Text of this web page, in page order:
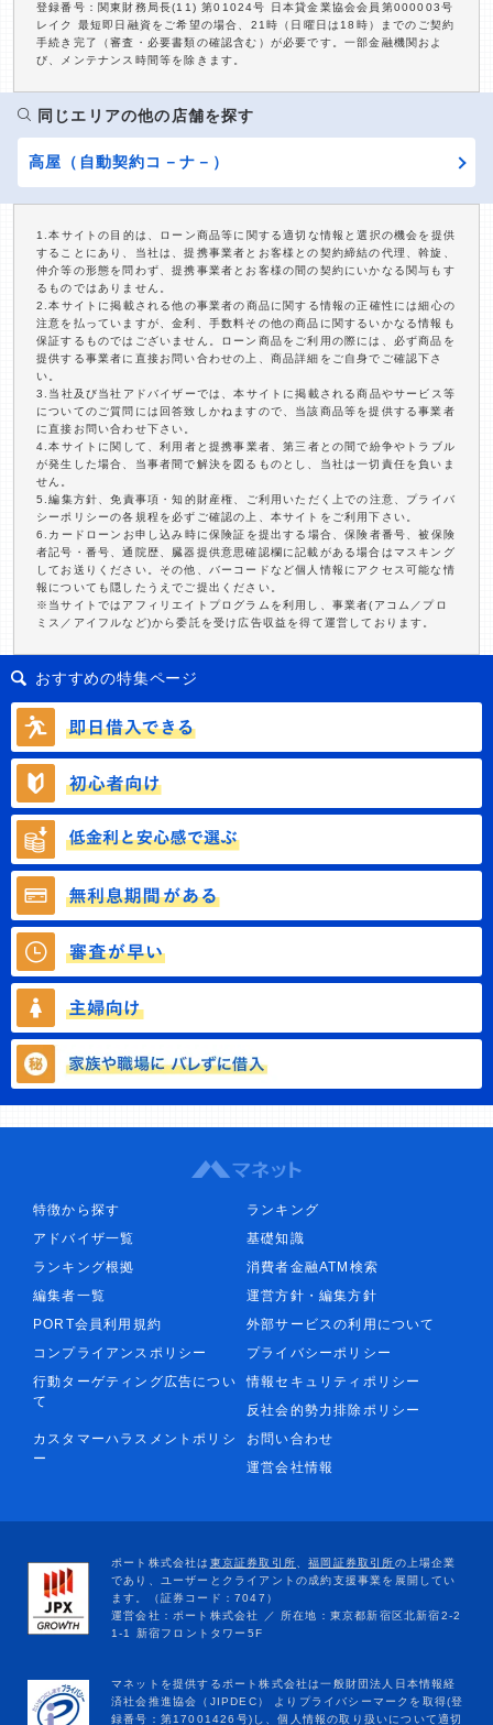
登録番号：関東財務局長(11) 第01024号 日本貸金業協会会員第000003号
レイク 最短即日融資をご希望の場合、21時（日曜日は18時）までのご契約
手続き完了（審査・必要書類の確認含む）が必要です。一部金融機関およ
び、メンテナンス時間等を除きます。
同じエリアの他の店舗を探す
高屋（自動契約コ－ナ－）
1.本サイトの目的は、ローン商品等に関する適切な情報と選択の機会を提供
することにあり、当社は、提携事業者とお客様との契約締結の代理、斡旋、
仲介等の形態を問わず、提携事業者とお客様の間の契約にいかなる関与もす
るものではありません。
2.本サイトに掲載される他の事業者の商品に関する情報の正確性には細心の
注意を払っていますが、金利、手数料その他の商品に関するいかなる情報も
保証するものではございません。ローン商品をご利用の際には、必ず商品を
提供する事業者に直接お問い合わせの上、商品詳細をご自身でご確認下さ
い。
3.当社及び当社アドバイザーでは、本サイトに掲載される商品やサービス等
についてのご質問には回答致しかねますので、当該商品等を提供する事業者
に直接お問い合わせ下さい。
4.本サイトに関して、利用者と提携事業者、第三者との間で紛争やトラブル
が発生した場合、当事者間で解決を図るものとし、当社は一切責任を負いま
せん。
5.編集方針、免責事項・知的財産権、ご利用いただく上での注意、プライバ
シーポリシーの各規程を必ずご確認の上、本サイトをご利用下さい。
6.カードローンお申し込み時に保険証を提出する場合、保険者番号、被保険
者記号・番号、通院歴、臓器提供意思確認欄に記載がある場合はマスキング
してお送りください。その他、バーコードなど個人情報にアクセス可能な情
報についても隠したうえでご提出ください。
※当サイトではアフィリエイトプログラムを利用し、事業者(アコム／プロ
ミス／アイフルなど)から委託を受け広告収益を得て運営しております。
おすすめの特集ページ
特徴から探す
ランキング
アドバイザ一覧
基礎知識
ランキング根拠
消費者金融ATM検索
編集者一覧
運営方針・編集方針
PORT会員利用規約
外部サービスの利用について
コンプライアンスポリシー
プライバシーポリシー
行動ターゲティング広告につい
て
情報セキュリティポリシー
反社会的勢力排除ポリシー
カスタマーハラスメントポリシ
ー
お問い合わせ
運営会社情報